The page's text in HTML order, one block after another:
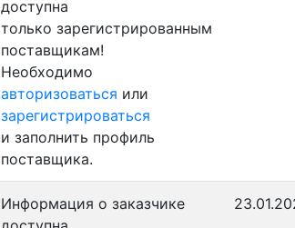
доступна
только зарегистрированным
поставщикам!
Необходимо
авторизоваться или
зарегистрироваться
и заполнить профиль
поставщика.
Информация о заказчике